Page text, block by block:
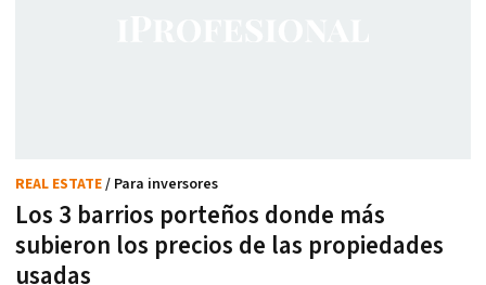
Los 3 barrios porteños donde más
subieron los precios de las propiedades
usadas
REAL ESTATE/ Para inversores